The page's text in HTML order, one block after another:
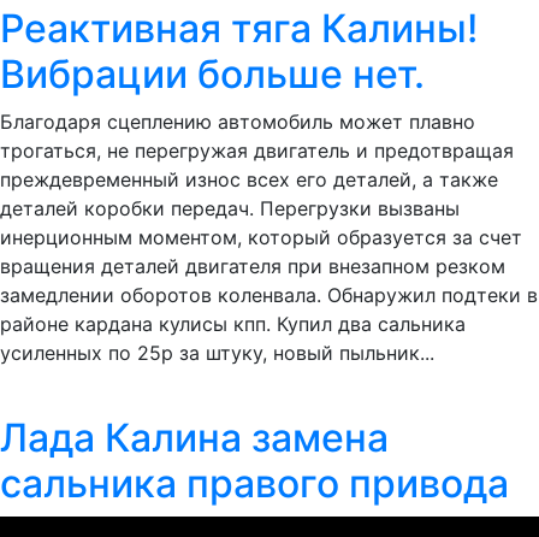
Реактивная тяга Калины!
Вибрации больше нет.
Благодаря сцеплению автомобиль может плавно
трогаться, не перегружая двигатель и предотвращая
преждевременный износ всех его деталей, а также
деталей коробки передач. Перегрузки вызваны
инерционным моментом, который образуется за счет
вращения деталей двигателя при внезапном резком
замедлении оборотов коленвала. Обнаружил подтеки в
районе кардана кулисы кпп. Купил два сальника
усиленных по 25р за штуку, новый пыльник...
Лада Калина замена
сальника правого привода